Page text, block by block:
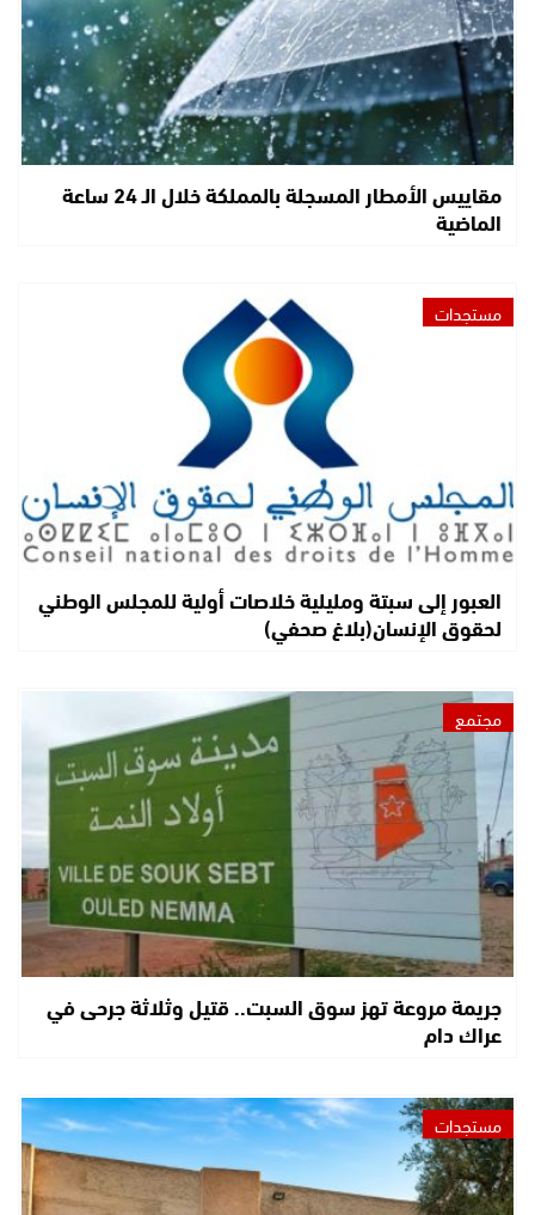
مقاييس الأمطار المسجلة بالمملكة خلال الـ 24 ساعة
الماضية
مستجدات
العبور إلى سبتة ومليلية خلاصات أولية للمجلس الوطني
لحقوق الإنسان(بلاغ صحفي)
مجتمع
جريمة مروعة تهز سوق السبت.. قتيل وثلاثة جرحى في
عراك دام
مستجدات